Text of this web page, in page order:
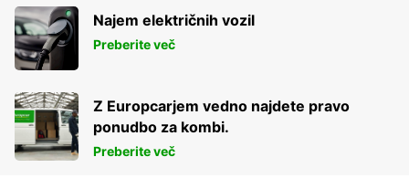
GWANGJU - KOREA(SOUTH)
Najem električnih vozil
Preberite več
Z Europcarjem vedno najdete pravo
ponudbo za kombi.
Preberite več